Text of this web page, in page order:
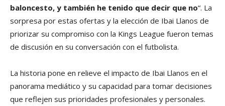
baloncesto, y también he tenido que decir que no“. La
sorpresa por estas ofertas y la elección de Ibai Llanos de
priorizar su compromiso con la Kings League fueron temas
de discusión en su conversación con el futbolista.
La historia pone en relieve el impacto de Ibai Llanos en el
panorama mediático y su capacidad para tomar decisiones
que reflejen sus prioridades profesionales y personales.